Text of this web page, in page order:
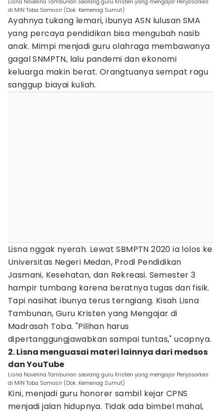
di MIN Toba Samosir (Dok. Kemenag Sumut)
Ayahnya tukang lemari, ibunya ASN lulusan SMA
yang percaya pendidikan bisa mengubah nasib
anak. Mimpi menjadi guru olahraga membawanya
gagal SNMPTN, lalu pandemi dan ekonomi
keluarga makin berat. Orangtuanya sempat ragu
sanggup biayai kuliah.
Lisna nggak nyerah. Lewat SBMPTN 2020 ia lolos ke
Universitas Negeri Medan, Prodi Pendidikan
Jasmani, Kesehatan, dan Rekreasi. Semester 3
hampir tumbang karena beratnya tugas dan fisik.
Tapi nasihat ibunya terus terngiang. Kisah Lisna
Tambunan, Guru Kristen yang Mengajar di
Madrasah Toba. "Pilihan harus
dipertanggungjawabkan sampai tuntas," ucapnya.
2. Lisna menguasai materi lainnya dari medsos
dan YouTube
Lisna Novelina Tambunan seorang guru Kristen yang mengajar Penjasorkes
di MIN Toba Samosir (Dok. Kemenag Sumut)
Kini, menjadi guru honorer sambil kejar CPNS
menjadi jalan hidupnya. Tidak ada bimbel mahal,